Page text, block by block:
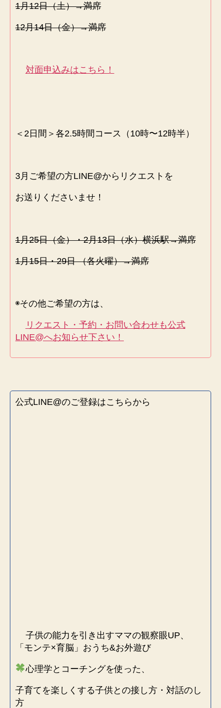
1月12日（土）→満席
12月14日（金）→満席
対面申込みはこちら！
＜2日間＞各2.5時間コース（10時〜12時半）
3月ご希望の方LINE@からリクエストを
お送りくださいませ！
1月25日（金）・2月13日（水）横浜駅→満席
1月15日・29日 （各火曜）→満席
◉その他ご希望の方は、
リクエスト・予約・お問い合わせも公式
LINE@へお知らせ下さい！
公式LINE@のご登録はこちらから
子供の能力を引き出すママの観察眼UP、
「モンテ×育脳」おうち&お外遊び
心理学とコーチングを使った、
子育てを楽しくする子供との接し方・対話のし
方